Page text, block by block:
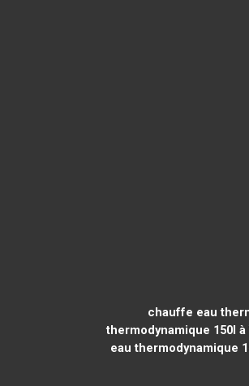
chauffe eau
thermodynamique 150l à
eau thermodynamique